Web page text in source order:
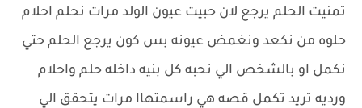
تمنيت الحلم يرجع لان حبيت عيون الولد مرات نحلم احلام
حلوه من نكعد ونغمض عيونه بس كون يرجع الحلم حتي
نكمل او بالشخص الي نحبه كل بنيه داخله حلم واحلام
ورديه تريد تكمل قصه هي راسمتهاا مرات يتحقق الي